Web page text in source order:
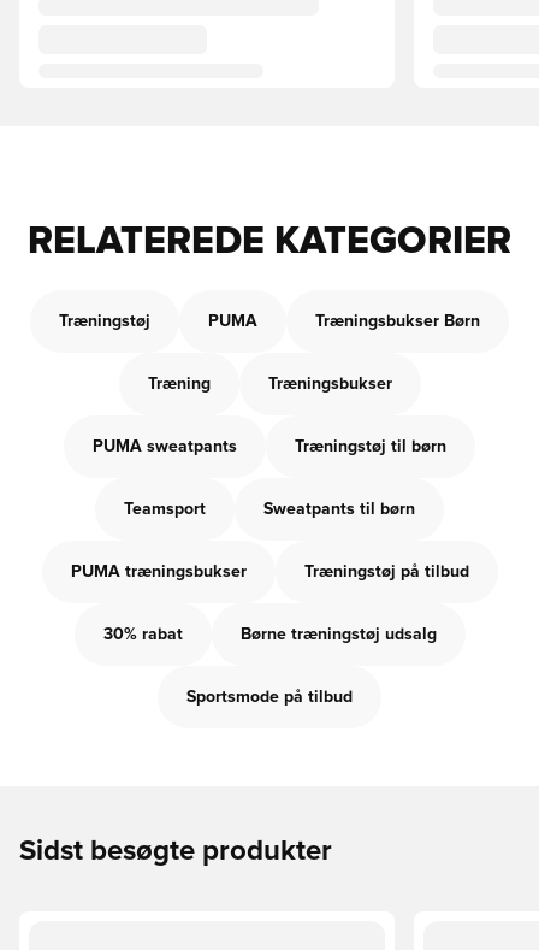
RELATEREDE KATEGORIER
Træningstøj PUMA Træningsbukser Børn
Træning Træningsbukser
PUMA sweatpants Træningstøj til børn
Teamsport Sweatpants til børn
PUMA træningsbukser Træningstøj på tilbud
30% rabat Børne træningstøj udsalg
Sportsmode på tilbud
Sidst besøgte produkter